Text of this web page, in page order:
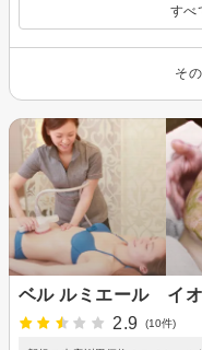
すべ
そ
ベル ルミエール イ
2.9
(10件)